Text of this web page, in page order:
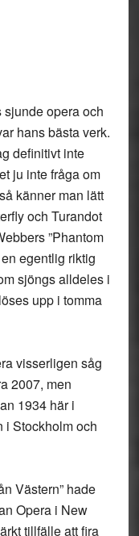
sjunde opera och
hans bästa verk.
definitivt inte
ju inte fråga om
känner man lätt
och Turandot
”Phantom
egentlig riktig
sjöngs alldeles i
upp i tomma
visserligen såg
2007, men
1934 här i
i Stockholm och
Västern” hade
Opera i New
tillfälle att fira